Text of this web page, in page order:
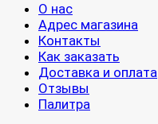
О нас
Адрес магазина
Контакты
Как заказать
Доставка и оплата
Отзывы
Палитра